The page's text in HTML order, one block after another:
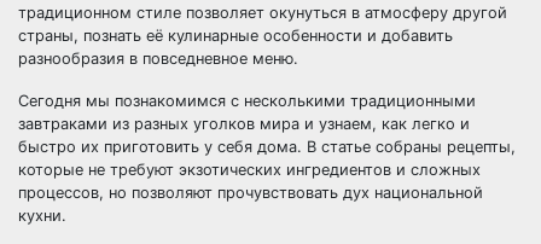
традиционном стиле позволяет окунуться в атмосферу другой
страны, познать её кулинарные особенности и добавить
разнообразия в повседневное меню.
Сегодня мы познакомимся с несколькими традиционными
завтраками из разных уголков мира и узнаем, как легко и
быстро их приготовить у себя дома. В статье собраны рецепты,
которые не требуют экзотических ингредиентов и сложных
процессов, но позволяют прочувствовать дух национальной
кухни.